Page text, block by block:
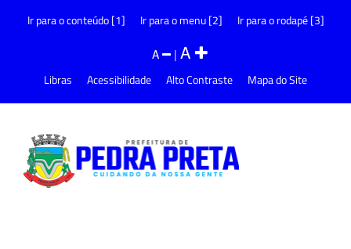
Ir para o conteúdo [1] Ir para o menu [2] Ir para o rodapé [3]
A |A
Libras Acessibilidade Alto Contraste Mapa do Site